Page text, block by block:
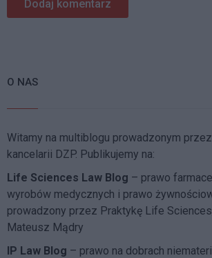
O NAS
Witamy na multiblogu prowadzonym
kancelarii DZP. Publikujemy na:
Life Sciences Law Blog – prawo
wyrobów medycznych i prawo
prowadzony przez Praktykę Life
Mateusz Mądry
IP Law Blog – prawo na dobrach